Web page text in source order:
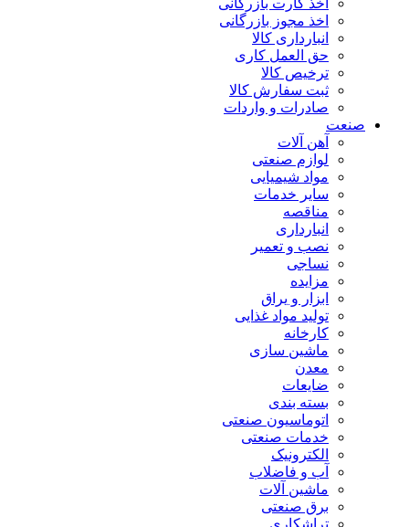
اخذ کارت بازرگانی
اخذ مجوز بازرگانی
انبارداری کالا
حق العمل کاری
ترخیص کالا
ثبت سفارش کالا
صادرات و واردات
صنعت
آهن آلات
لوازم صنعتی
مواد شیمیایی
سایر خدمات
مناقصه
انبارداری
نصب و تعمیر
نساجی
مزایده
ابزار و یراق
تولید مواد غذایی
کارخانه
ماشین سازی
معدن
ضایعات
بسته بندی
اتوماسیون صنعتی
خدمات صنعتی
الکترونیک
آب و فاضلاب
ماشین آلات
برق صنعتی